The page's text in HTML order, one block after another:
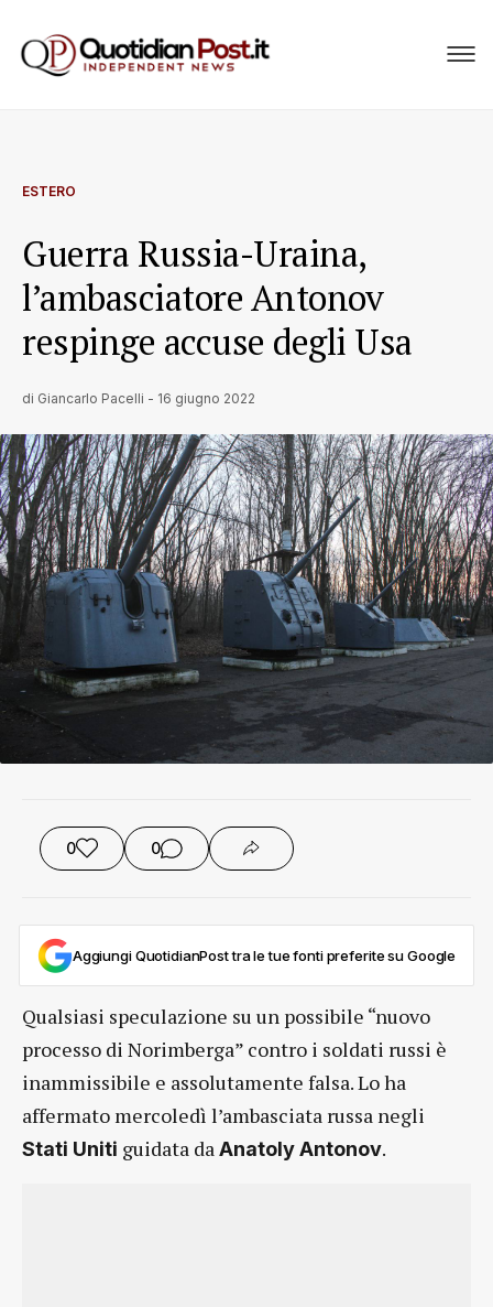
ESTERO
Guerra Russia-Uraina,
l’ambasciatore Antonov
respinge accuse degli Usa
di Giancarlo Pacelli - 16 giugno 2022
0 0
Aggiungi QuotidianPost tra le tue fonti preferite su Google
Qualsiasi speculazione su un possibile “nuovo
processo di Norimberga” contro i soldati russi è
inammissibile e assolutamente falsa. Lo ha
affermato mercoledì l’ambasciata russa negli
Stati Uniti guidata da Anatoly Antonov.